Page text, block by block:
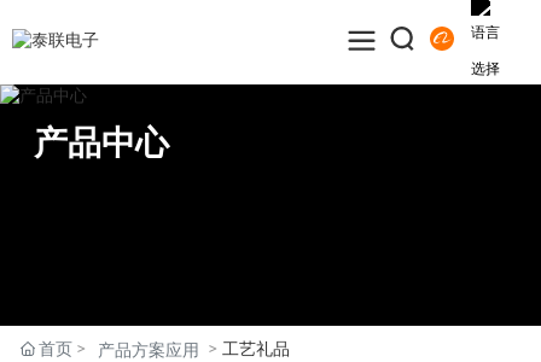
产品中心
首页 产品方案应用 工艺礼品